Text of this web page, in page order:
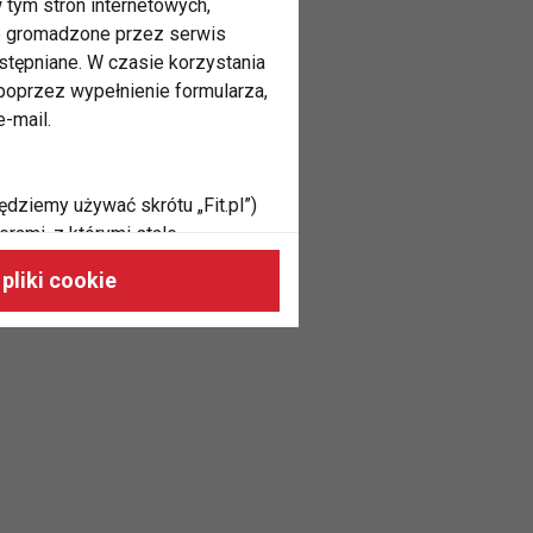
tym stron internetowych,
gromadzone przez serwis
W czasie korzystania
wypełnienie formularza,
mail.
używać skrótu „Fit.pl”)
z którymi stale
cookie